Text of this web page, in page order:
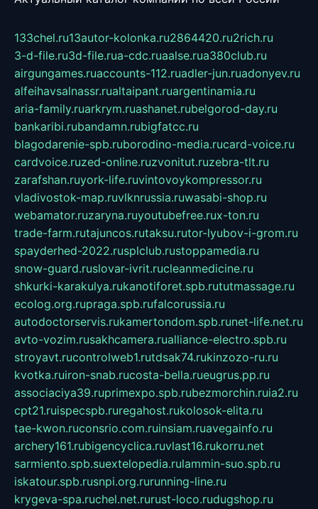
133chel.ru13autor-kolonka.ru2864420.ru2rich.ru
3-d-file.ru3d-file.rua-cdc.ruaalse.rua380club.ru
airgungames.ruaccounts-112.ruadler-jun.ruadonyev.ru
alfeihavsalnassr.rualtaipant.ruargentinamia.ru
aria-family.ruarkrym.ruashanet.rubelgorod-day.ru
bankaribi.rubandamn.rubigfatcc.ru
blagodarenie-spb.ruborodino-media.rucard-voice.ru
cardvoice.ruzed-online.ruzvonitut.ruzebra-tlt.ru
zarafshan.ruyork-life.ruvintovoykompressor.ru
vladivostok-map.ruvlknrussia.ruwasabi-shop.ru
webamator.ruzaryna.ruyoutubefree.rux-ton.ru
trade-farm.rutajuncos.rutaksu.rutor-lyubov-i-grom.ru
spayderhed-2022.rusplclub.rustoppamedia.ru
snow-guard.ruslovar-ivrit.rucleanmedicine.ru
shkurki-karakulya.rukanotiforet.spb.rututmassage.ru
ecolog.org.rupraga.spb.rufalcorussia.ru
autodoctorservis.rukamertondom.spb.runet-life.net.ru
avto-vozim.rusakhcamera.rualliance-electro.spb.ru
stroyavt.rucontrolweb1.rutdsak74.rukinzozo-ru.ru
kvotka.ruiron-snab.rucosta-bella.rueugrus.pp.ru
associaciya39.ruprimexpo.spb.rubezmorchin.ruia2.ru
cpt21.ruispecspb.ruregahost.rukolosok-elita.ru
tae-kwon.ruconsrio.com.ruinsiam.ruavegainfo.ru
archery161.rubigencyclica.ruvlast16.rukorru.net
sarmiento.spb.suextelopedia.rulammin-suo.spb.ru
iskatour.spb.rusnpi.org.rurunning-line.ru
krygeva-spa.ruchel.net.rurust-loco.rudugshop.ru